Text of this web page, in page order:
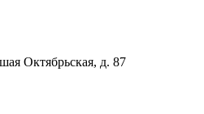
Октябрьская, д. 87